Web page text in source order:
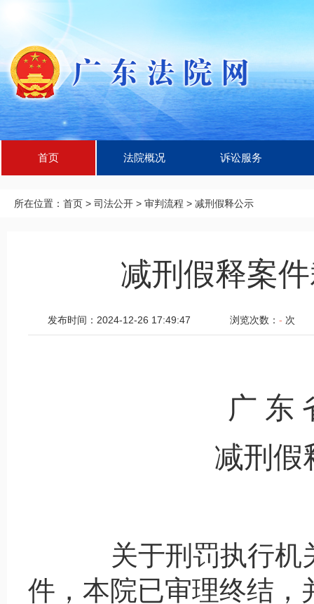
首页 法院概况 诉讼服务
所在位置： 首页 > 司法公开 > 审判流程 > 减刑假释公示
减刑假释案
发布时间：2024-12-26 17:49:47 浏览次数： - 次
广 东
减刑假
关于刑罚执行机
件，本院已审理终结，